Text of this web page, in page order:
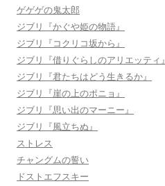
ゲゲゲの鬼太郎
ジブリ『かぐや姫の物語』
ジブリ『コクリコ坂から』
ジブリ『借りぐらしのアリエッティ』
ジブリ『君たちはどう生きるか』
ジブリ『崖の上のポニョ』
ジブリ『思い出のマーニー』
ジブリ『風立ちぬ』
ストレス
チャングムの誓い
ドストエフスキー